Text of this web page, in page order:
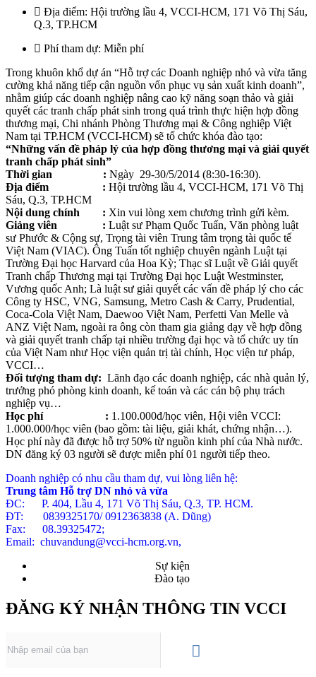
Địa điểm: Hội trường lầu 4, VCCI-HCM, 171 Võ Thị Sáu,
Q.3, TP.HCM
Phí tham dự: Miễn phí
Trong khuôn khổ dự án “Hỗ trợ các Doanh nghiệp nhỏ và vừa tăng
cường khả năng tiếp cận nguồn vốn phục vụ sản xuất kinh doanh”,
nhằm giúp các doanh nghiệp nâng cao kỹ năng soạn thảo và giải
quyết các tranh chấp phát sinh trong quá trình thực hiện hợp đồng
thương mại, Chi nhánh Phòng Thương mại & Công nghiệp Việt
Nam tại TP.HCM (VCCI-HCM) sẽ tổ chức khóa đào tạo:
“Những vấn đề pháp lý của hợp đồng thương mại và giải quyết
tranh chấp phát sinh”
Thời gian : Ngày 29-30/5/2014 (8:30-16:30).
Địa điểm : Hội trường lầu 4, VCCI-HCM, 171 Võ Thị
Sáu, Q.3, TP.HCM
Nội dung chính : Xin vui lòng xem chương trình gửi kèm.
Giảng viên : Luật sư Phạm Quốc Tuấn, Văn phòng luật
sư Phước & Cộng sự, Trọng tài viên Trung tâm trọng tài quốc tế
Việt Nam (VIAC). Ông Tuấn tốt nghiệp chuyên ngành Luật tại
Trường Đại học Harvard của Hoa Kỳ; Thạc sĩ Luật về Giải quyết
Tranh chấp Thương mại tại Trường Đại học Luật Westminster,
Vương quốc Anh; Là luật sư giải quyết các vấn đề pháp lý cho các
Công ty HSC, VNG, Samsung, Metro Cash & Carry, Prudential,
Coca-Cola Việt Nam, Daewoo Việt Nam, Perfetti Van Melle và
ANZ Việt Nam, ngoài ra ông còn tham gia giảng dạy về hợp đồng
và giải quyết tranh chấp tại nhiều trường đại học và tổ chức uy tín
của Việt Nam như Học viện quản trị tài chính, Học viện tư pháp,
VCCI…
Đối tượng tham dự: Lãnh đạo các doanh nghiệp, các nhà quản lý,
trưởng phó phòng kinh doanh, kế toán và các cán bộ phụ trách
nghiệp vụ…
Học phí : 1.100.000đ/học viên, Hội viên VCCI:
1.000.000/học viên (bao gồm: tài liệu, giải khát, chứng nhận…).
Học phí này đã được hỗ trợ 50% từ nguồn kinh phí của Nhà nước.
DN đăng ký 03 người sẽ được miễn phí 01 người tiếp theo.
Doanh nghiệp có nhu cầu tham dự, vui lòng liên hệ:
Trung tâm Hỗ trợ DN nhỏ và vừa
ĐC: P. 404, Lầu 4, 171 Võ Thị Sáu, Q.3, TP. HCM.
ĐT: 0839325170/ 0912363838 (A. Dũng)
Fax: 08.39325472;
Email: chuvandung@vcci-hcm.org.vn,
Sự kiện
Đào tạo
ĐĂNG KÝ NHẬN THÔNG TIN VCCI